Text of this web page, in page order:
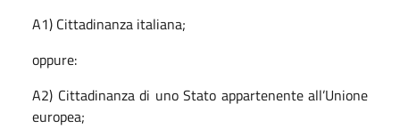
A1) Cittadinanza italiana;
oppure:
A2) Cittadinanza di uno Stato appartenente all’Unione
europea;